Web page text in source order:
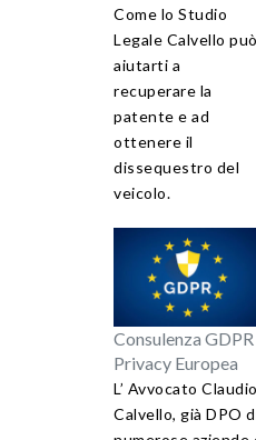
Come lo Studio
Legale Calvello può
aiutarti a
recuperare la
patente e ad
ottenere il
dissequestro del
veicolo.
Consulenza GDPR
Privacy Europea
L’ Avvocato Claudio
Calvello, già DPO